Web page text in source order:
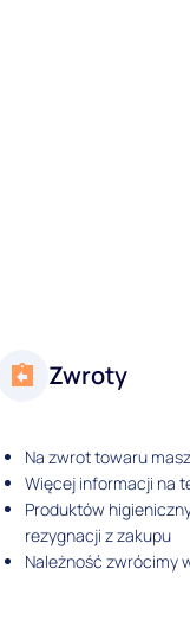
Zwroty
Na zwrot towaru
Więcej informacji na
Produktów
rezygnacji z zakupu
Należność zwrócimy